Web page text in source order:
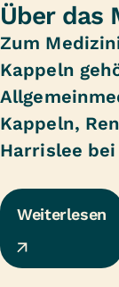
Über das
Zum
Kappeln
Kappeln,
Harrislee
Weiterlesen